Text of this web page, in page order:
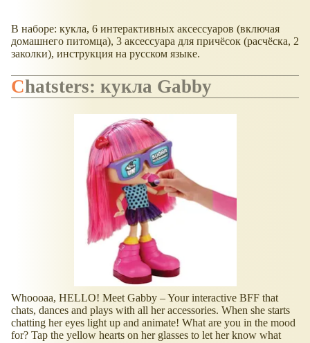
В наборе: кукла, 6 интерактивных аксессуаров (включая
домашнего питомца), 3 аксессуара для причёсок (расчёска, 2
заколки), инструкция на русском языке.
Chatsters: кукла Gabby
Whoooaa, HELLO! Meet Gabby – Your interactive BFF that
chats, dances and plays with all her accessories. When she starts
chatting her eyes light up and animate! What are you in the mood
for? Tap the yellow hearts on her glasses to let her know what